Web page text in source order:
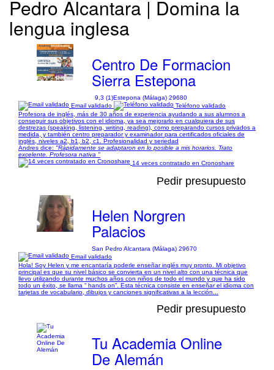
Pedro Alcantara | Domina la
lengua inglesa
Centro De Formacion
Sierra Estepona
9,3 (1)Estepona (Málaga) 29680
Email validado
Teléfono validado
Profesora de inglés, más de 30 años de experiencia ayudando a sus alumnos a
conseguir sus objetivos con el idioma, ya sea mejorarlo en cualquiera de sus
destrezas (speaking, listening, writing, reading), como preparando cursos privados a
medida, y también centro preparador y examinador para certificados oficiales de
inglés, niveles a2, b1, b2, c1. Profesionalidad y seriedad
Andres dice: "Rápidamente se adaptaron en lo posible a mis horarios. Trato
excelente. Profesora nativa "
14 veces contratado en Cronoshare
Pedir presupuesto
Helen Norgren
Palacios
San Pedro Alcantara (Málaga) 29670
Email validado
Hola! Soy Helen y me encantaría poderle enseñar inglés muy pronto. Mi objetivo
principal es que su nivel básico se convierta en un nivel alto con una técnica que
llevo utilizando durante muchos años con niños de todo el mundo y que ha sido
todo un éxito, se llama “ hands on”. Esta técnica consiste en enseñar el idioma con
tarjetas de vocabulario, dibujos y canciones significativas a la lección...
Pedir presupuesto
Tu Academia Online
De Alemán